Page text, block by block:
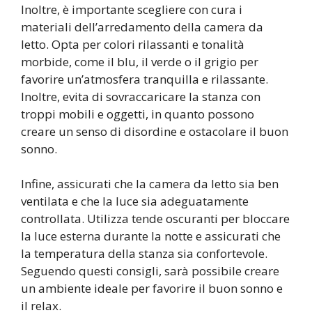
Inoltre, è importante scegliere con cura i
materiali dell’arredamento della camera da
letto. Opta per colori rilassanti e tonalità
morbide, come il blu, il verde o il grigio per
favorire un’atmosfera tranquilla e rilassante.
Inoltre, evita di sovraccaricare la stanza con
troppi mobili e oggetti, in quanto possono
creare un senso di disordine e ostacolare il buon
sonno.
Infine, assicurati che la camera da letto sia ben
ventilata e che la luce sia adeguatamente
controllata. Utilizza tende oscuranti per bloccare
la luce esterna durante la notte e assicurati che
la temperatura della stanza sia confortevole.
Seguendo questi consigli, sarà possibile creare
un ambiente ideale per favorire il buon sonno e
il relax.